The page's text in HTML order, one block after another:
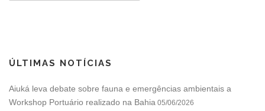
ç
ã
o
ÚLTIMAS NOTÍCIAS
Aiuká leva debate sobre fauna e emergências ambientais a
Workshop Portuário realizado na Bahia 05/06/2026